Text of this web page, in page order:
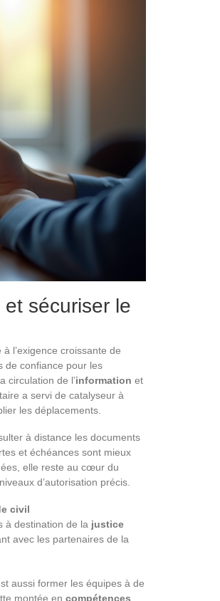
sécuriser le
l’exigence croissante de
de confiance pour les
circulation de l’information et
a servi de catalyseur à
les déplacements.
à distance les documents
et échéances sont mieux
elle reste au cœur du
d’autorisation précis.
civil
à destination de la justice
avec les partenaires de la
aussi former les équipes à de
montée en compétences